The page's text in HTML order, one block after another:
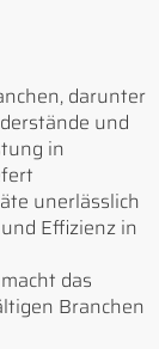
darunter
und
in
unerlässlich
Effizienz in
das
Branchen